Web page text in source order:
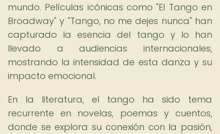
mundo. Películas icónicas como "El Tango en
Broadway" y "Tango, no me dejes nunca" han
capturado la esencia del tango y lo han
llevado a audiencias internacionales,
mostrando la intensidad de esta danza y su
impacto emocional.
En la literatura, el tango ha sido tema
recurrente en novelas, poemas y cuentos,
donde se explora su conexión con la pasión,